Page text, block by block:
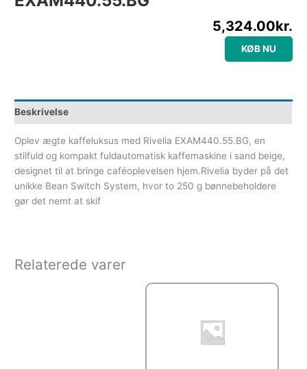
5,324.00kr.
KØB NU
Beskrivelse
Oplev ægte kaffeluksus med Rivelia EXAM440.55.BG, en
stilfuld og kompakt fuldautomatisk kaffemaskine i sand beige,
designet til at bringe caféoplevelsen hjem.Rivelia byder på det
unikke Bean Switch System, hvor to 250 g bønnebeholdere
gør det nemt at skif
Relaterede varer